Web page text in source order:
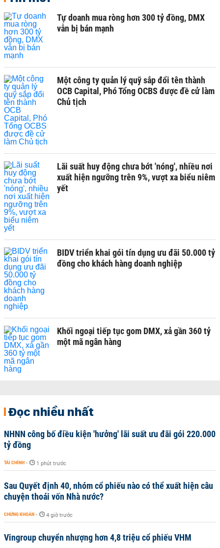
Tự doanh mua ròng hơn 300 tỷ đồng, DMX
vẫn bị bán mạnh
Một công ty quản lý quỹ sắp đổi tên thành
OCB Capital, Phó Tổng OCBS được đề cử làm
Chủ tịch
Lãi suất huy động chưa bớt 'nóng', nhiều nơi
xuất hiện ngưỡng trên 9%, vượt xa biểu niêm
yết
BIDV triển khai gói tín dụng ưu đãi 50.000 tỷ
đồng cho khách hàng doanh nghiệp
Khối ngoại tiếp tục gom DMX, xả gần 360 tỷ
một mã ngân hàng
Đọc nhiều nhất
NHNN công bố điều kiện 'hưởng' lãi suất ưu đãi gói 220.000
tỷ đồng
TÀI CHÍNH - 1 phút trước
Sau Quyết định 40, nhóm cổ phiếu nào có thể xuất hiện câu
chuyện thoái vốn Nhà nước?
CHỨNG KHOÁN - 4 giờ trước
Vingroup chuyển nhượng hơn 4,8 triệu cổ phiếu VHM